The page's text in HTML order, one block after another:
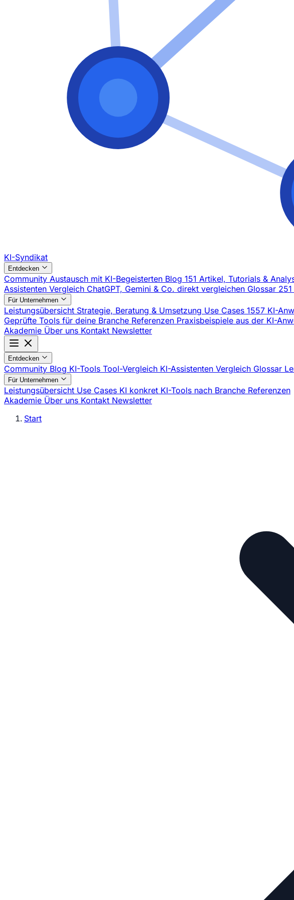
KI-Syndikat
Entdecken
Community Austausch mit KI-Begeisterten Blog 151 Artikel, Tutorials &
Assistenten Vergleich ChatGPT, Gemini & Co. direkt vergleichen Glossar
Für Unternehmen
Leistungsübersicht Strategie, Beratung & Umsetzung Use Cases 1557 KI-
Geprüfte Tools für deine Branche Referenzen Praxisbeispiele aus der KI-
Akademie Über uns Kontakt Newsletter
Entdecken
Community Blog KI-Tools Tool-Vergleich KI-Assistenten Vergleich Glossar
Für Unternehmen
Leistungsübersicht Use Cases KI konkret KI-Tools nach Branche Referenzen
Akademie Über uns Kontakt Newsletter
Start